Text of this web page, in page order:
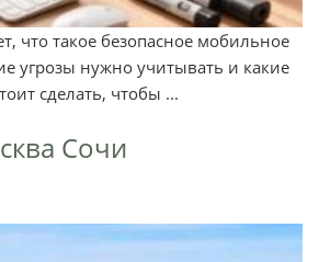
что такое безопасное мобильное
угрозы нужно учитывать и какие
сделать, чтобы ...
Сочи